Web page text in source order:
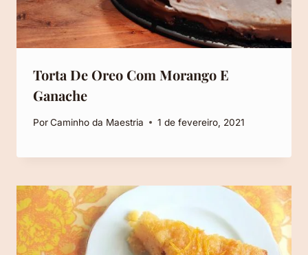
Torta De Oreo Com Morango E
Ganache
PorCaminho da Maestria 1 de fevereiro, 2021